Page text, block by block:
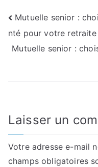
Navigation
de
Mutuelle senior :
nté pour votre retraite
Mutuelle senior :
Laisser un
Votre adresse e-mail
champs obligatoires